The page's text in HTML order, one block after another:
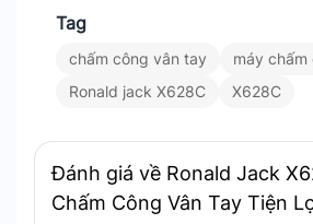
Thiết Kế Hiện Đại, Độ Bền
Ronald Jack X628Ccó thiết kế
nhau.
Đây là sự lựa chọn hoàn hảo cho
công hiệu quả.
Tag
chấm công vân tay
máy chấm
Ronald jack X628C
X628C
Đánh giá về Ronald Jack
Chấm Công Vân Tay Tiện